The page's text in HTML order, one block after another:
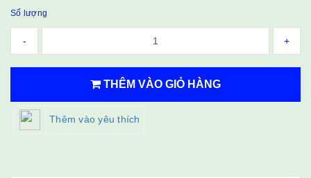
Số lượng
- +
THÊM VÀO GIỎ HÀNG
Thêm vào yêu thích